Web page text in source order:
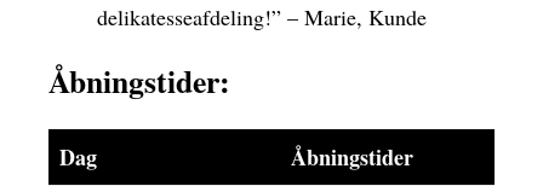
delikatesseafdeling!” – Marie, Kunde
Åbningstider:
Dag Åbningstider